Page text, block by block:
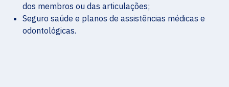
dos membros ou das articulações;
Seguro saúde e planos de assistências médicas e
odontológicas.